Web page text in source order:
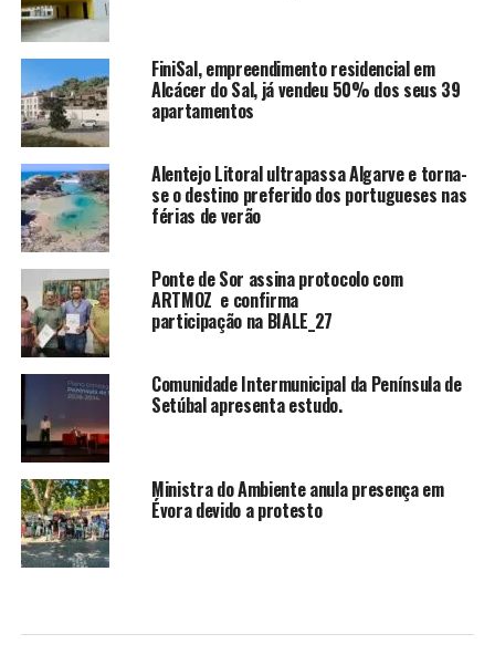
FiniSal, empreendimento residencial em
Alcácer do Sal, já vendeu 50% dos seus 39
apartamentos
Alentejo Litoral ultrapassa Algarve e torna-
se o destino preferido dos portugueses nas
férias de verão
Ponte de Sor assina protocolo com
ARTMOZ e confirma
participação na BIALE_27
Comunidade Intermunicipal da Península de
Setúbal apresenta estudo.
Ministra do Ambiente anula presença em
Évora devido a protesto